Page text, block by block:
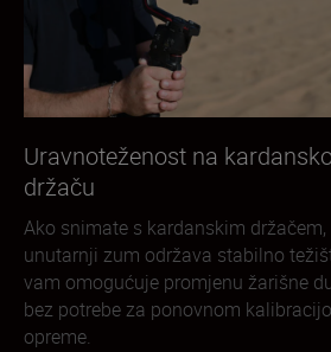
Uravnoteženost na
držaču
Ako snimate s kardanskim držačem,
unutarnji zum održava stabilno
vam omogućuje promjenu žarišne
bez potrebe za ponovnom
opreme.